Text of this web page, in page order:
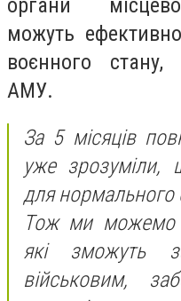
можуть
воєнного стану,
АМУ.
За 5 місяців
уже зрозуміли,
для нормального
Тож ми можемо
які зможуть
військовим,